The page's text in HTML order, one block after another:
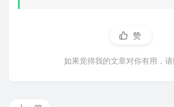
赞
如果觉得我的文章对你有用，